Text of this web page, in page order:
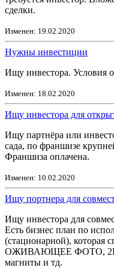
сделки.
Изменен: 19.02.2020
Нужны инвестиции
Ищу инвестора. Условия
Изменен: 18.02.2020
Ищу инвестора для
Ищу партнёра или
сада, по франшизе
Франшиза оплачена.
Изменен: 10.02.2020
Ищу портнера для
Ищу инвестора для
Есть бизнес план по
(стационарной), которая
ОЖИВАЮЩЕЕ ФОТО, 2D
магниты и тд.